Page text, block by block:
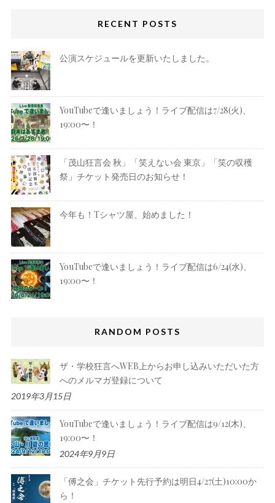
RECENT POSTS
公演スケジュールを更新いたしました。
YouTubeで逢いましょう！ライブ配信は7/28(火)、
19:00〜！
「茂山狂言会 秋」「笑えない会 東京」「笑の収穫
祭」チケット発売日のお知らせ！
今年も！Tシャツ屋、始めました！
YouTubeで逢いましょう！ライブ配信は6/24(水)、
19:00〜！
RANDOM POSTS
ザ・学校狂言へWEB上からお申し込みいただいた方
へのメルマガ登録について
2019年3月15日
YouTubeで逢いましょう！ライブ配信は9/12(木)、
19:00〜！
2024年9月9日
「傅之会」チケット先行予約は明日4/27(土)10:00か
ら！